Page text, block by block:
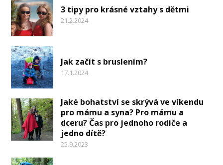
3 tipy pro krásné vztahy s dětmi
21.2.2024
Jak začít s bruslením?
17.1.2024
Jaké bohatství se skrývá ve víkendu
pro mámu a syna? Pro mámu a
dceru? Čas pro jednoho rodiče a
jedno dítě?
25.9.2023